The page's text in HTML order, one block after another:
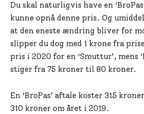
Du skal naturligvis have en
kunne opnå denne pris. Og
at den eneste ændring bliver for
slipper du dog med 1 krone fra
pris i 2020 for en ‘Smuttur’, mens
stiger fra 75 kroner til 80 kroner.
En ‘BroPas’ aftale koster 315
310 kroner om året i 2019.